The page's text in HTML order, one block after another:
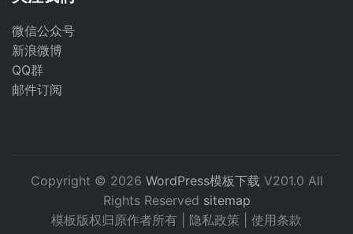
微信公众号
新浪微博
QQ群
邮件订阅
Copyright © 2026 WordPress模板下载 V201.0 All
Rights Reserved sitemap
模板版权归原作者所有 | 隐私政策 使用条款